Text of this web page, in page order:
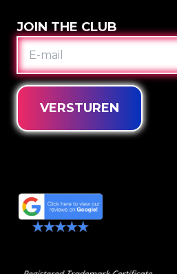
JOIN THE CLUB
E-
MAIL
VERSTUREN